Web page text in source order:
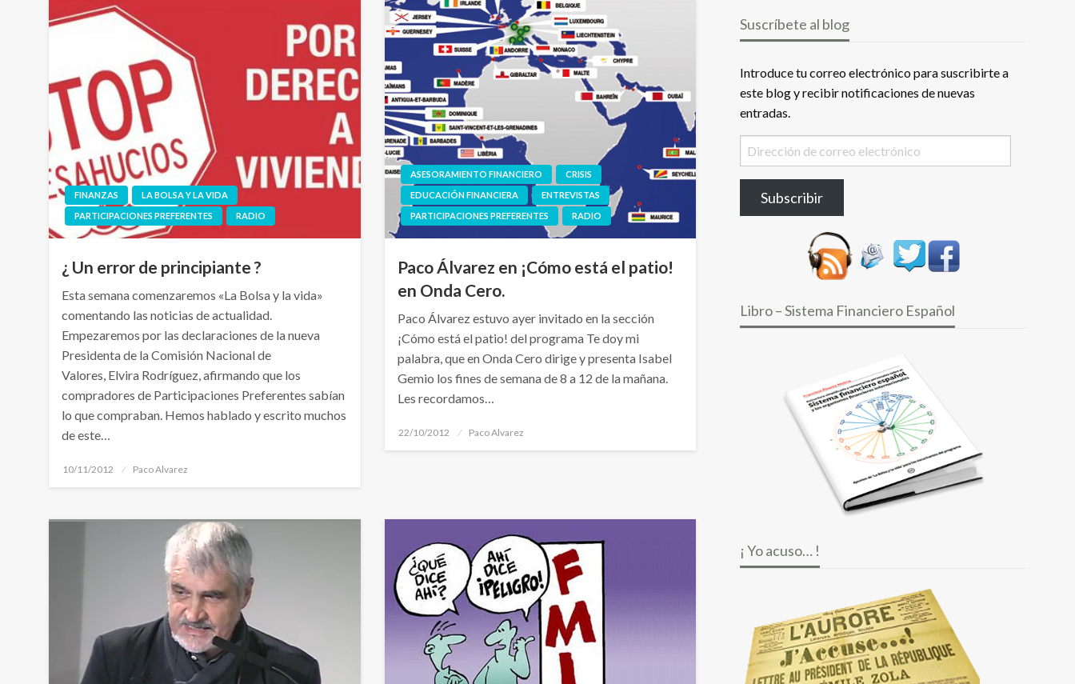
FINANZAS
LA BOLSA Y LA VIDA
PARTICIPACIONES PREFERENTES
RADIO
¿ Un error de principiante ?
Esta semana comenzaremos «La Bolsa y la vida»
comentando las noticias de actualidad.
Empezaremos por las declaraciones de la nueva
Presidenta de la Comisión Nacional de
Valores, Elvira Rodríguez, afirmando que los
compradores de Participaciones Preferentes sabían
lo que compraban. Hemos hablado y escrito muchos
de este…
Publicado
10/11/2012 Paco Alvarez
ASESORAMIENTO FINANCIERO
CRISIS
EDUCACIÓN FINANCIERA
ENTREVISTAS
PARTICIPACIONES PREFERENTES
RADIO
Paco Álvarez en ¡Cómo está el patio!
en Onda Cero.
Paco Álvarez estuvo ayer invitado en la sección
¡Cómo está el patio! del programa Te doy mi
palabra, que en Onda Cero dirige y presenta Isabel
Gemio los fines de semana de 8 a 12 de la mañana.
Les recordamos…
Publicado
22/10/2012 Paco Alvarez
Suscríbete al blog
Introduce tu correo electrónico para suscribirte a
este blog y recibir notificaciones de nuevas
entradas.
Dirección
de
electrónico
Subscribir
Libro – Sistema Financiero Español
¡ Yo acuso… !